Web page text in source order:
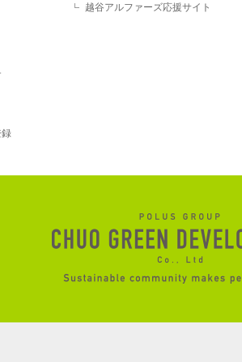
越谷アルファーズ応援サイト